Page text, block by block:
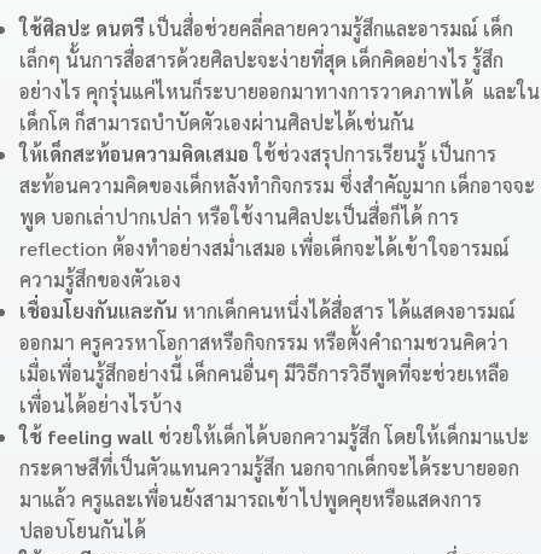
ใช้ศิลปะ ดนตรี เป็นสื่อช่วยคลี่คลายความรู้สึกและอารมณ์ เด็ก
เล็กๆ นั้นการสื่อสารด้วยศิลปะจะง่ายที่สุด เด็กคิดอย่างไร รู้สึก
อย่างไร คุกรุ่นแค่ไหนก็ระบายออกมาทางการวาดภาพได้ และใน
เด็กโต ก็สามารถบำบัดตัวเองผ่านศิลปะได้เช่นกัน
ให้เด็กสะท้อนความคิดเสมอใช้ช่วงสรุปการเรียนรู้ เป็นการ
สะท้อนความคิดของเด็กหลังทำกิจกรรม ซึ่งสำคัญมาก เด็กอาจจะ
พูด บอกเล่าปากเปล่า หรือใช้งานศิลปะเป็นสื่อก็ได้ การ
reflection ต้องทำอย่างสม่ำเสมอ เพื่อเด็กจะได้เข้าใจอารมณ์
ความรู้สึกของตัวเอง
เชื่อมโยงกันและกัน หากเด็กคนหนึ่งได้สื่อสาร ได้แสดงอารมณ์
ออกมา ครูควรหาโอกาสหรือกิจกรรม หรือตั้งคำถามชวนคิดว่า
เมื่อเพื่อนรู้สึกอย่างนี้ เด็กคนอื่นๆ มีวิธีการวิธีพูดที่จะช่วยเหลือ
เพื่อนได้อย่างไรบ้าง
ใช้ feeling wall ช่วยให้เด็กได้บอกความรู้สึก โดยให้เด็กมาแปะ
กระดาษสีที่เป็นตัวแทนความรู้สึก นอกจากเด็กจะได้ระบายออก
มาแล้ว ครูและเพื่อนยังสามารถเข้าไปพูดคุยหรือแสดงการ
ปลอบโยนกันได้